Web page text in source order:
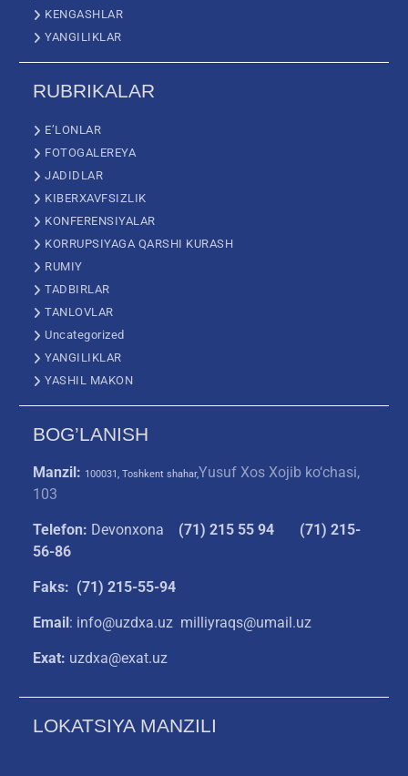
KENGASHLAR
YANGILIKLAR
RUBRIKALAR
E’LONLAR
FOTOGALEREYA
JADIDLAR
KIBERXAVFSIZLIK
KONFERENSIYALAR
KORRUPSIYAGA QARSHI KURASH
RUMIY
TADBIRLAR
TANLOVLAR
Uncategorized
YANGILIKLAR
YASHIL MAKON
BOG’LANISH
Manzil: 100031, Toshkent shahar,Yusuf Xos Xojib ko‘chasi,
103
Telefon: Devonxona (71) 215 55 94
(71) 215-
56-86
Faks: (71) 215-55-94
Email: info@uzdxa.uz milliyraqs@umail.uz
Exat: uzdxa@exat.uz
LOKATSIYA MANZILI